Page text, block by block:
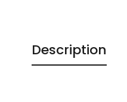
Description